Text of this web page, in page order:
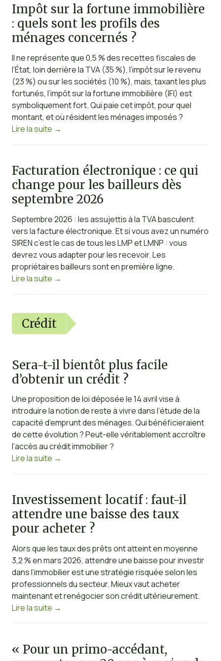
Impôt sur la fortune immobilière
: quels sont les profils des
ménages concernés ?
Il ne représente que 0,5 % des recettes fiscales de
l’État, loin derrière la TVA (35 %), l’impôt sur le revenu
(23 %) ou sur les sociétés (10 %), mais, taxant les plus
fortunés, l’impôt sur la fortune immobilière (IFI) est
symboliquement fort. Qui paie cet impôt, pour quel
montant, et où résident les ménages imposés ?
Lire la suite →
Facturation électronique : ce qui
change pour les bailleurs dès
septembre 2026
Septembre 2026 : les assujettis à la TVA basculent
vers la facture électronique. Et si vous avez un numéro
SIREN c’est le cas de tous les LMP et LMNP : vous
devrez vous adapter pour les recevoir. Les
propriétaires bailleurs sont en première ligne.
Lire la suite →
Crédit
Sera-t-il bientôt plus facile
d’obtenir un crédit ?
Une proposition de loi déposée le 14 avril vise à
introduire la notion de reste à vivre dans l’étude de la
capacité d’emprunt des ménages. Qui bénéficieraient
de cette évolution ? Peut-elle véritablement accroître
l’accès au crédit immobilier ?
Lire la suite →
Investissement locatif : faut-il
attendre une baisse des taux
pour acheter ?
Alors que les taux des prêts ont atteint en moyenne
3,2 % en mars 2026, attendre une baisse pour investir
dans l’immobilier est une stratégie risquée selon les
professionnels du secteur. Mieux vaut acheter
maintenant et renégocier son crédit ultérieurement.
Lire la suite →
« Pour un primo-accédant,